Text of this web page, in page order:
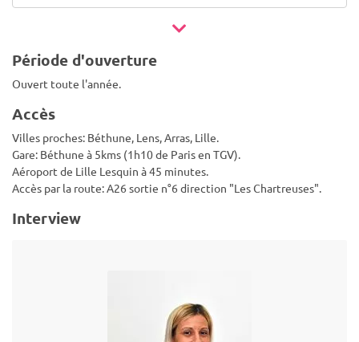
Période d'ouverture
Ouvert toute l'année.
Accès
Villes proches: Béthune, Lens, Arras, Lille.
Gare: Béthune à 5kms (1h10 de Paris en TGV).
Aéroport de Lille Lesquin à 45 minutes.
Accès par la route: A26 sortie n°6 direction "Les Chartreuses".
Interview